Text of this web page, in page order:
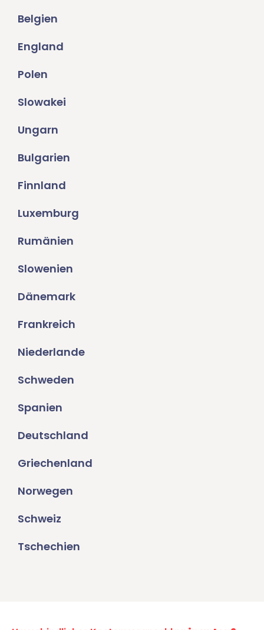
Belgien
England
Polen
Slowakei
Ungarn
Bulgarien
Finnland
Luxemburg
Rumänien
Slowenien
Dänemark
Frankreich
Niederlande
Schweden
Spanien
Deutschland
Griechenland
Norwegen
Schweiz
Tschechien